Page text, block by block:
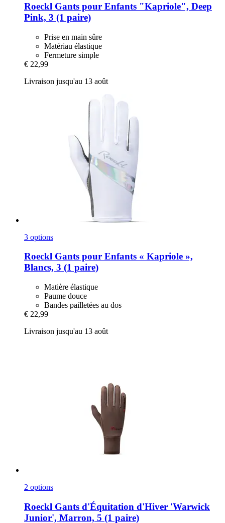
Roeckl Gants pour Enfants "Kapriole", Deep
Pink, 3 (1 paire)
Prise en main sûre
Matériau élastique
Fermeture simple
€ 22,99
Livraison jusqu'au 13 août
3 options
Roeckl Gants pour Enfants « Kapriole »,
Blancs, 3 (1 paire)
Matière élastique
Paume douce
Bandes pailletées au dos
€ 22,99
Livraison jusqu'au 13 août
2 options
Roeckl Gants d'Équitation d'Hiver 'Warwick
Junior', Marron, 5 (1 paire)